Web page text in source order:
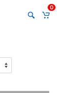
0